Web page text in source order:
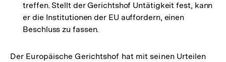
treffen. Stellt der Gerichtshof Untätigkeit fest, kann
er die Institutionen der EU auffordern, einen
Beschluss zu fassen.
Der Europäische Gerichtshof hat mit seinen Urteilen